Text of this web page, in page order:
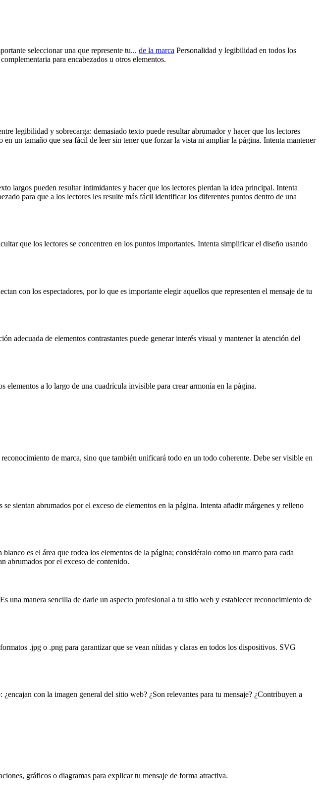
seleccionar una que represente tu... de la marca Personalidad y legibilidad en todos los
para encabezados u otros elementos.
legibilidad y sobrecarga: demasiado texto puede resultar abrumador y hacer que los lectores
un tamaño que sea fácil de leer sin tener que forzar la vista ni ampliar la página. Intenta mantener
largos pueden resultar intimidantes y hacer que los lectores pierdan la idea principal. Intenta
para que a los lectores les resulte más fácil identificar los diferentes puntos dentro de una
que los lectores se concentren en los puntos importantes. Intenta simplificar el diseño usando
con los espectadores, por lo que es importante elegir aquellos que representen el mensaje de tu
adecuada de elementos contrastantes puede generar interés visual y mantener la atención del
elementos a lo largo de una cuadrícula invisible para crear armonía en la página.
de marca, sino que también unificará todo en un todo coherente. Debe ser visible en
sientan abrumados por el exceso de elementos en la página. Intenta añadir márgenes y relleno
es el área que rodea los elementos de la página; considéralo como un marco para cada
abrumados por el exceso de contenido.
una manera sencilla de darle un aspecto profesional a tu sitio web y establecer reconocimiento de
.jpg o .png para garantizar que se vean nítidas y claras en todos los dispositivos. SVG
con la imagen general del sitio web? ¿Son relevantes para tu mensaje? ¿Contribuyen a
gráficos o diagramas para explicar tu mensaje de forma atractiva.